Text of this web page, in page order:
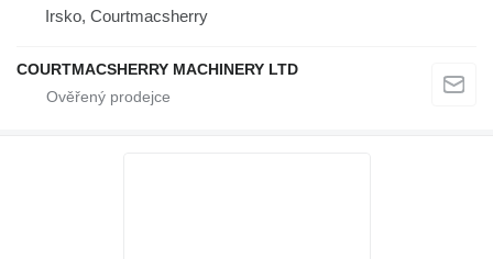
Irsko, Courtmacsherry
COURTMACSHERRY MACHINERY LTD